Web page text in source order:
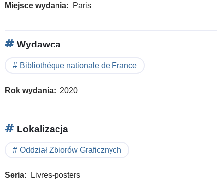
Miejsce wydania Paris
Wydawca
Bibliothéque nationale de France
Rok wydania 2020
Lokalizacja
Oddział Zbiorów Graficznych
Seria Livres-posters